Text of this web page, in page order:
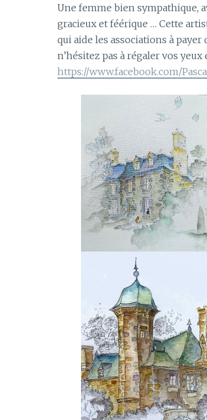
Une femme bien sympathique,
gracieux et féérique … Cette
qui aide les associations à
n’hésitez pas à régaler vos
https://www.facebook.com/